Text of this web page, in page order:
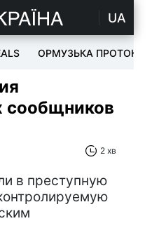
UA
ОРМУЗЬКА ПРОТОКА
сообщников
2 хв
в преступную